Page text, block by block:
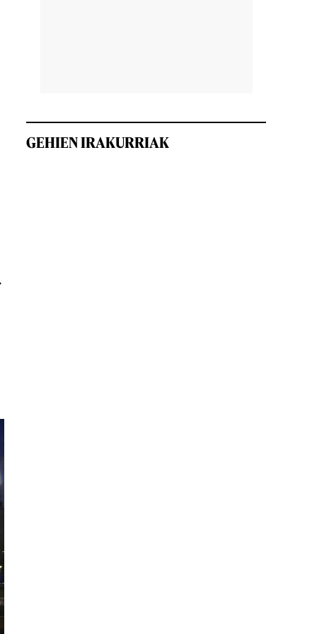
GEHIEN IRAKURRIAK